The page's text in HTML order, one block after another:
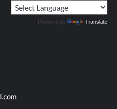
Powered by Translate